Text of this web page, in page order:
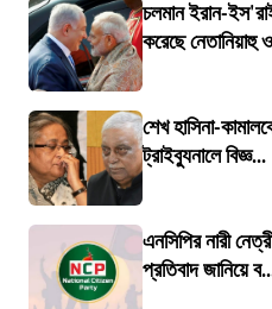
চলমান ইরান-
করেছে নেতানিয়াহু
শেখ হাসিনা-
ট্রাইব্যুনালে বিজ্ঞ...
এনসিপির নারী
প্রতিবাদ জানিয়ে